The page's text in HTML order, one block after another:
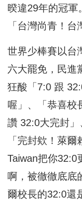
暌違29年的冠軍
「台灣尚青！台
世界少棒賽以台
六大罷免，民進
狂酸「7:0 跟
喔」、「恭喜校
讚 32:0大完封」
「完封欸！萊
Taiwan把你32:0
啊，被徹徹底底
爾校長的32:0還